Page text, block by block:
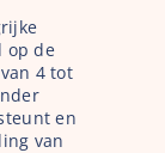
op de
4 tot
en
van